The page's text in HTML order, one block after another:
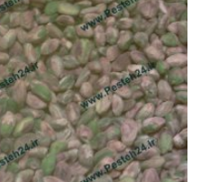
پسته اعلا رفسنجان
قیمت روزانه پسته رفسنجان
بهترین پسته رفسنجان
پسته رفسنجان